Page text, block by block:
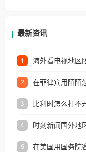
最新资讯
1
2
3
4
5